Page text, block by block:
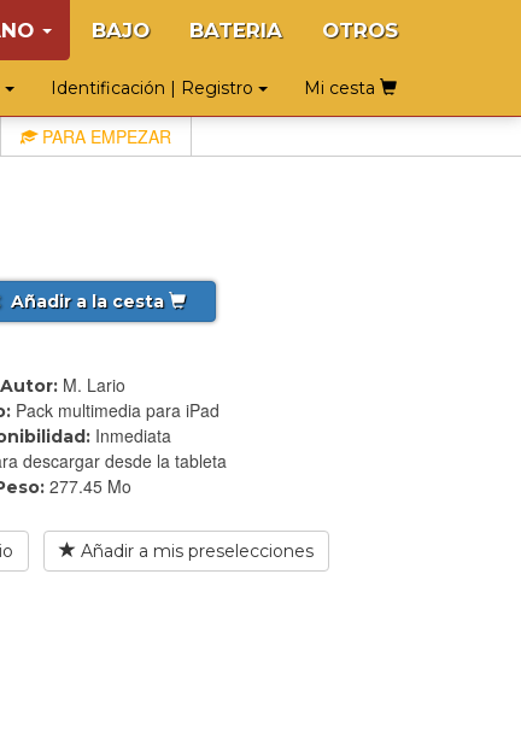
BAJO BATERIA OTROS
Identificación | Registro Mi cesta
PARA EMPEZAR
Añadir a la cesta
Autor: M. Lario
Pack multimedia para iPad
Inmediata
descargar desde la tableta
277.45 Mo
Añadir a mis preselecciones